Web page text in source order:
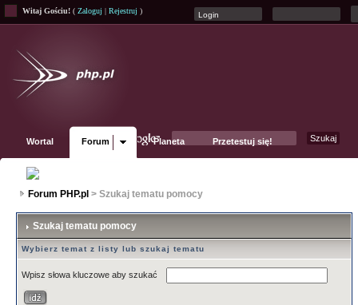
Witaj Gościu! ( Zaloguj | Rejestruj )
Wortal Forum Planeta Przetestuj się!
Forum PHP.pl > Szukaj tematu pomocy
Szukaj tematu pomocy
Wybierz temat z listy lub szukaj tematu
Wpisz słowa kluczowe aby szukać